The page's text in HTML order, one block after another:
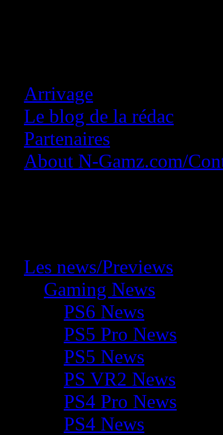
Arrivage
Le blog de la rédac
Partenaires
About N-Gamz.com/
Les news/Previews
Gaming News
PS6 News
PS5 Pro News
PS5 News
PS VR2 News
PS4 Pro News
PS4 News